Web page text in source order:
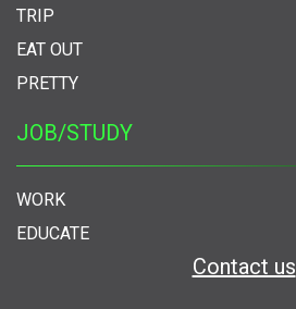
TRIP
EAT OUT
PRETTY
JOB/STUDY
WORK
EDUCATE
Contact us